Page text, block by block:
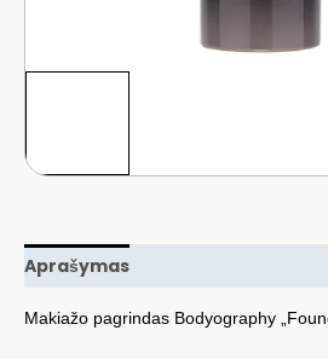
Aprašymas
Makiažo pagrindas Bodyography